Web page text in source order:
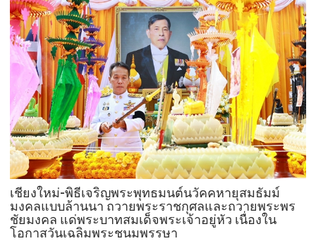
ถวาย
เทียน
พรรษา
และ
สังฆทาน
แห่ง
เสริม
สิริ
มงคล
ใน
เทศกาล
เข้า
พรรษา
เชียงใหม่-พิธีเจริญพระพุทธมนต์นวัคคหายุสมธัมม์
มงคลแบบล้านนา ถวายพระราชกุศลและถวายพระพร
ชัยมงคล แด่พระบาทสมเด็จพระเจ้าอยู่หัว เนื่องใน
โอกาสวันเฉลิมพระชนมพรรษา